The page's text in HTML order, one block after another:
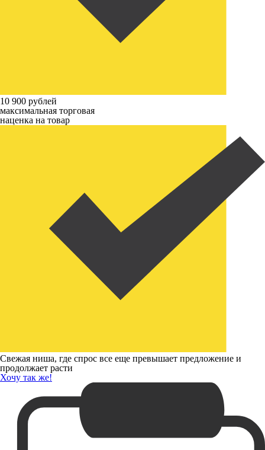
10 900 рублей
максимальная торговая
наценка на товар
Свежая ниша, где спрос все еще превышает предложение и
продолжает расти
Хочу так же!